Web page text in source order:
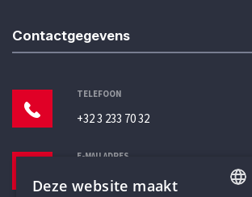
Contactgegevens
TELEFOON
+32 3 233 70 32
E-MAILADRES
Deze website maakt